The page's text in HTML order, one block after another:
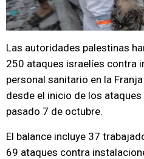
Las autoridades palestinas
250 ataques israelíes contra
personal sanitario en la
desde el inicio de los
pasado 7 de octubre.
El balance incluye 37
69 ataques contra